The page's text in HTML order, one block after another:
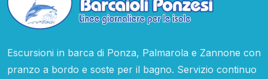
Escursioni in barca di Ponza, Palmarola e Zannone con
pranzo a bordo e soste per il bagno. Servizio continuo